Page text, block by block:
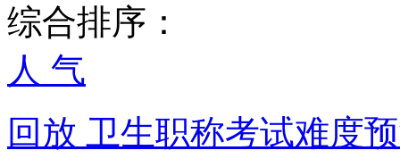
综合排序：
人 气
回放 卫生职称考试难度